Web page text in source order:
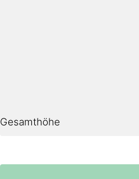
Gesamthöhe